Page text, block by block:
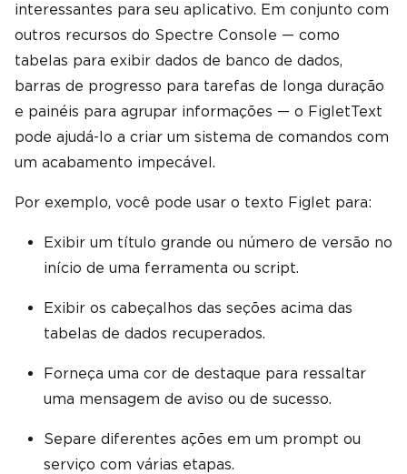
interessantes para seu aplicativo. Em conjunto com
outros recursos do Spectre Console — como
tabelas para exibir dados de banco de dados,
barras de progresso para tarefas de longa duração
e painéis para agrupar informações — o FigletText
pode ajudá-lo a criar um sistema de comandos com
um acabamento impecável.
Por exemplo, você pode usar o texto Figlet para:
Exibir um título grande ou número de versão no
início de uma ferramenta ou script.
Exibir os cabeçalhos das seções acima das
tabelas de dados recuperados.
Forneça uma cor de destaque para ressaltar
uma mensagem de aviso ou de sucesso.
Separe diferentes ações em um prompt ou
serviço com várias etapas.